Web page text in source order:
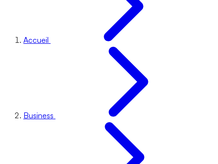
Accueil
Business